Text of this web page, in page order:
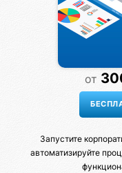
от
Запустите
автоматизируйте